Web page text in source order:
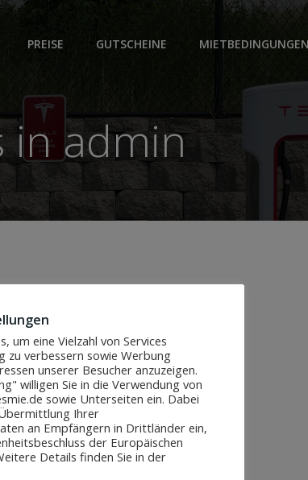
PREISE GUTSCHEINE MIETBEDINGUNGEN
inadmin
um eine Vielzahl von Services
zu verbessern sowie Werbung
unserer Besucher anzuzeigen.
willigen Sie in die Verwendung von
sowie Unterseiten ein. Dabei
Ihrer
an Empfängern in Drittländer ein,
der Europäischen
Details finden Sie in der